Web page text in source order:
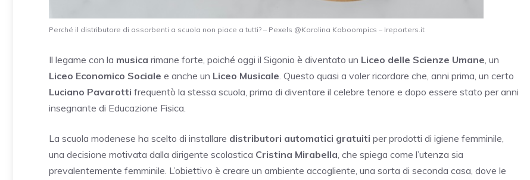
Perché il distributore di assorbenti a scuola non piace a tutti? – Pexels @Karolina Kaboompics – Ireporters.it
Il legame con la musica rimane forte, poiché oggi il Sigonio è diventato un Liceo delle Scienze Umane, un
Liceo Economico Sociale e anche un Liceo Musicale. Questo quasi a voler ricordare che, anni prima, un certo
Luciano Pavarotti frequentò la stessa scuola, prima di diventare il celebre tenore e dopo essere stato per anni
insegnante di Educazione Fisica.
La scuola modenese ha scelto di installare distributori automatici gratuiti per prodotti di igiene femminile,
una decisione motivata dalla dirigente scolastica Cristina Mirabella, che spiega come l’utenza sia
prevalentemente femminile. L’obiettivo è creare un ambiente accogliente, una sorta di seconda casa, dove le